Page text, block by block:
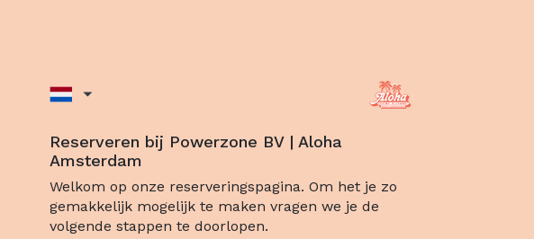
Reserveren bij Powerzone BV | Aloha
Amsterdam
Welkom op onze reserveringspagina. Om het je zo
gemakkelijk mogelijk te maken vragen we je de
volgende stappen te doorlopen.